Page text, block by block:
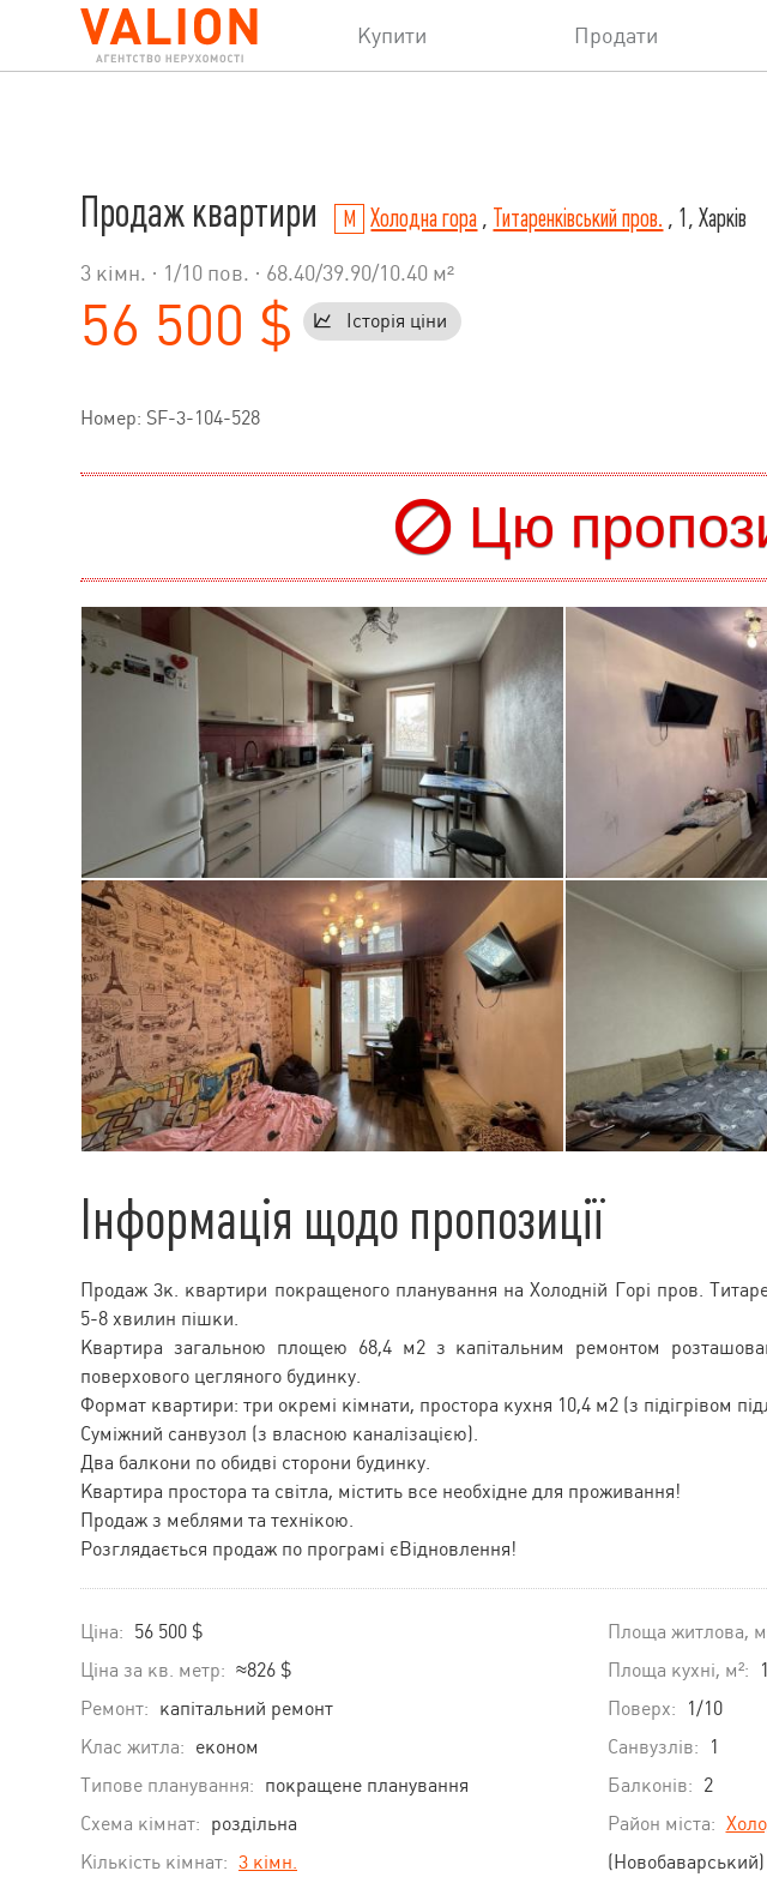
Купити Продати
Продаж квартири Холодна гора , Титаренківський пров. , 1, Харків
3 кімн. · 1 /10 пов. · 68.40/39.90/10.40 м²
56 500 $ Історія ціни
Номер: SF-3-104-528
Цю
Інформація щодо пропозиції
Продаж 3к. квартири покращеного планування на Холодній Горі пров.
5-8 хвилин пішки.
Квартира загальною площею 68,4 м2 з капітальним ремонтом
поверхового цегляного будинку.
Формат квартири: три окремі кімнати, простора кухня 10,4 м2 (з підігрівом
Суміжний санвузол (з власною каналізацією).
Два балкони по обидві сторони будинку.
Квартира простора та світла, містить все необхідне для проживання!
Продаж з меблями та технікою.
Розглядається продаж по програмі єВідновлення!
Ціна: 56 500 $
Ціна за кв. метр: ≈826 $
Ремонт: капітальний ремонт
Клас житла: економ
Типове планування: покращене планування
Схема кімнат: роздільна
Кількість кімнат: 3 кімн.
Площа житлова,
Площа кухні, м²:
Поверх:
1/10
Санвузлів:
1
Балконів: 2
Район міста:
(Новобаварський)